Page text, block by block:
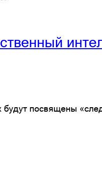
будут посвящены